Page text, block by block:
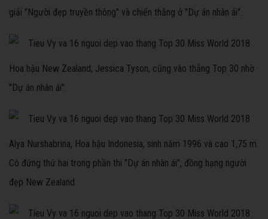
giải "Người đẹp truyền thông" và chiến thắng ở "Dự án nhân ái".
Hoa hậu New Zealand, Jessica Tyson, cũng vào thẳng Top 30 nhờ
"Dự án nhân ái".
Alya Nurshabrina, Hoa hậu Indonesia, sinh năm 1996 và cao 1,75 m.
Cô đứng thứ hai trong phần thi "Dự án nhân ái", đồng hạng người
đẹp New Zealand.